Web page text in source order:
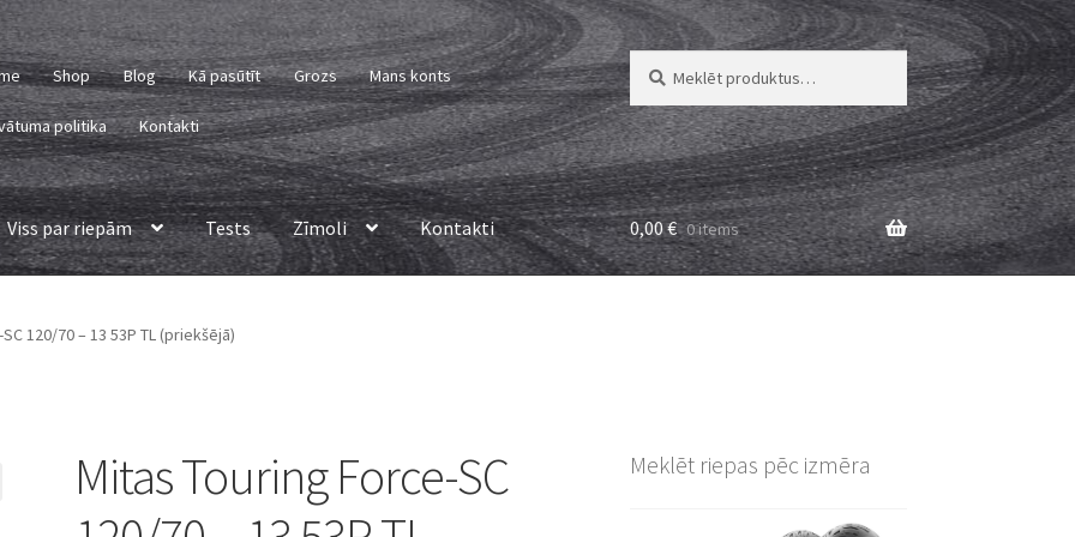
Shop Blog Kā pasūtīt Grozs Mans konts
politika Kontakti
Meklēt:
Meklēt
Viss par riepām Tests Zīmoli Kontakti 0,00€ 0 items
120/70 – 13 53P TL (priekšējā)
Mitas Touring Force-SC
Meklēt riepas pēc izmēra